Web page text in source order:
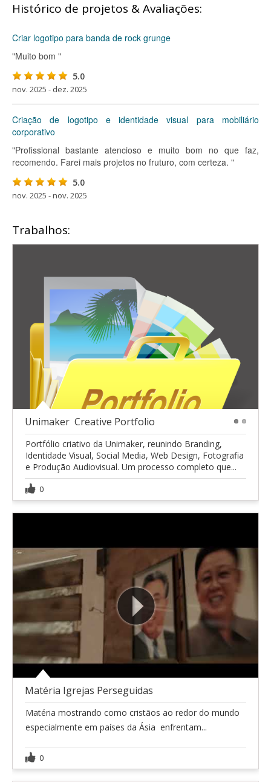
Histórico de projetos & Avaliações:
Criar logotipo para banda de rock grunge
"Muito bom "
5.0
nov. 2025 - dez. 2025
Criação de logotipo e identidade visual para mobiliário
corporativo
"Profissional bastante atencioso e muito bom no que faz,
recomendo. Farei mais projetos no fruturo, com certeza. "
5.0
nov. 2025 - nov. 2025
Trabalhos:
Unimaker  Creative Portfolio
Portfólio criativo da Unimaker, reunindo Branding,
Identidade Visual, Social Media, Web Design, Fotografia
e Produção Audiovisual. Um processo completo que...
0
Matéria Igrejas Perseguidas
Matéria mostrando como cristãos ao redor do mundo 
especialmente em países da Ásia  enfrentam...
0